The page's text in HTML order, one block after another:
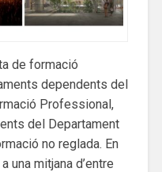
de formació
dependents del
Professional,
del Departament
no reglada. En
una mitjana d’entre